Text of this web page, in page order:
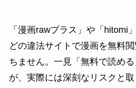
「漫画rawプラス」や「hitomi
どの違法サイトで漫画を無料
ちません。一見「無料で読め
が、実際には深刻なリスクと